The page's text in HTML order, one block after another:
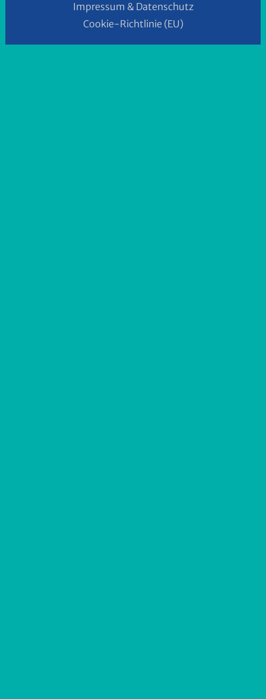
Impressum & Datenschutz
Cookie-Richtlinie (EU)